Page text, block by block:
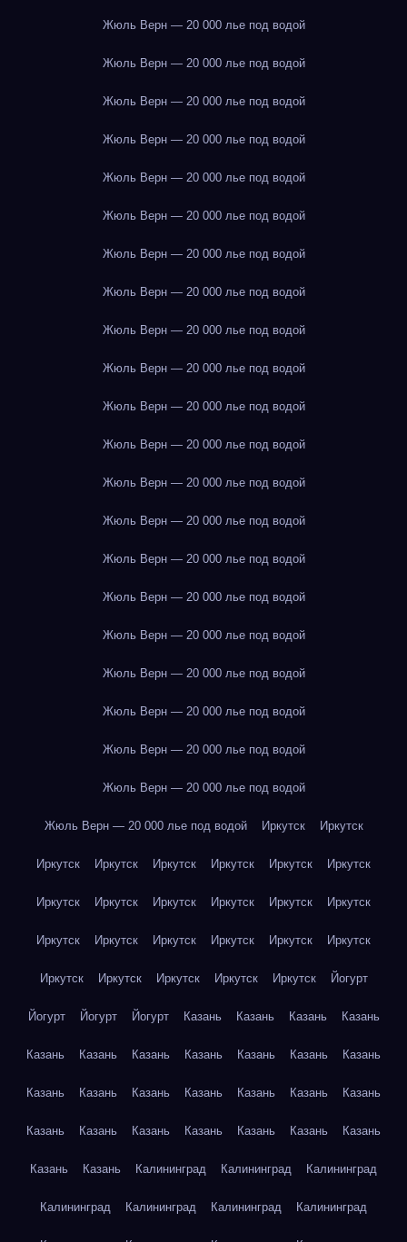
Жюль Верн — 20 000 лье под водой
Жюль Верн — 20 000 лье под водой
Жюль Верн — 20 000 лье под водой
Жюль Верн — 20 000 лье под водой
Жюль Верн — 20 000 лье под водой
Жюль Верн — 20 000 лье под водой
Жюль Верн — 20 000 лье под водой
Жюль Верн — 20 000 лье под водой
Жюль Верн — 20 000 лье под водой
Жюль Верн — 20 000 лье под водой
Жюль Верн — 20 000 лье под водой
Жюль Верн — 20 000 лье под водой
Жюль Верн — 20 000 лье под водой
Жюль Верн — 20 000 лье под водой
Жюль Верн — 20 000 лье под водой
Жюль Верн — 20 000 лье под водой
Жюль Верн — 20 000 лье под водой
Жюль Верн — 20 000 лье под водой
Жюль Верн — 20 000 лье под водой
Жюль Верн — 20 000 лье под водой
Жюль Верн — 20 000 лье под водой
Жюль Верн — 20 000 лье под водой Иркутск Иркутск
Иркутск Иркутск Иркутск Иркутск Иркутск Иркутск
Иркутск Иркутск Иркутск Иркутск Иркутск Иркутск
Иркутск Иркутск Иркутск Иркутск Иркутск Иркутск
Иркутск Иркутск Иркутск Иркутск Иркутск Йогурт
Йогурт Йогурт Йогурт Казань Казань Казань Казань
Казань Казань Казань Казань Казань Казань Казань
Казань Казань Казань Казань Казань Казань Казань
Казань Казань Казань Казань Казань Казань Казань
Казань Казань Калининград Калининград Калининград
Калининград Калининград Калининград Калининград